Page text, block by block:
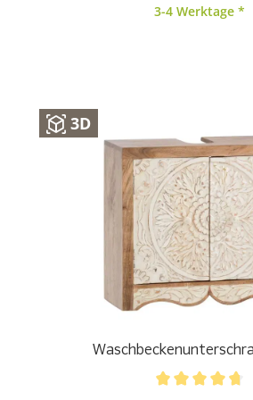
3-4 Werktage *
3D